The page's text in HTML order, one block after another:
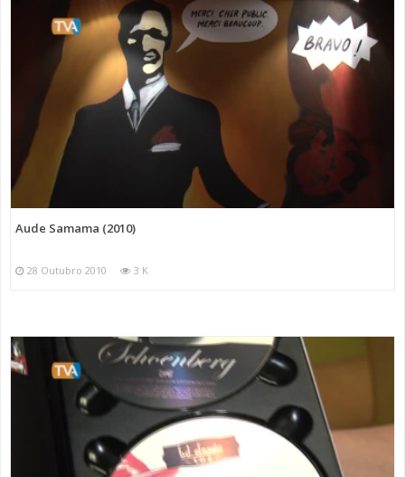
Aude Samama (2010)
28 Outubro 2010 3 K